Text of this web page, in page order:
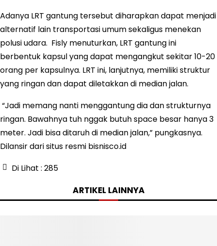
Adanya LRT gantung tersebut diharapkan dapat menjadi
alternatif lain transportasi umum sekaligus menekan
polusi udara. Fisly menuturkan, LRT gantung ini
berbentuk kapsul yang dapat mengangkut sekitar 10-20
orang per kapsulnya. LRT ini, lanjutnya, memiliki struktur
yang ringan dan dapat diletakkan di median jalan.
“Jadi memang nanti menggantung dia dan strukturnya
ringan. Bawahnya tuh nggak butuh space besar hanya 3
meter. Jadi bisa ditaruh di median jalan,” pungkasnya.
Dilansir dari situs resmi bisnisco.id
Di Lihat : 285
ARTIKEL LAINNYA